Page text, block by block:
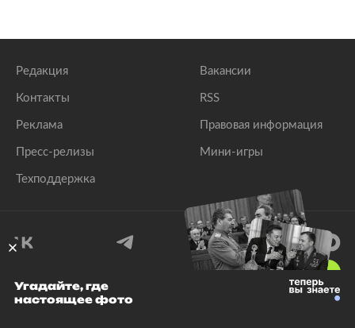
Редакция
Контакты
Реклама
Пресс-релизы
Техподдержка
Вакансии
RSS
Правовая информация
Мини-игры
© 1999–2026 Все права защищены.
Угадайте, где
настоящее фото